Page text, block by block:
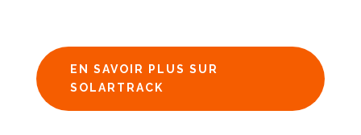
EN SAVOIR PLUS SUR
SOLARTRACK